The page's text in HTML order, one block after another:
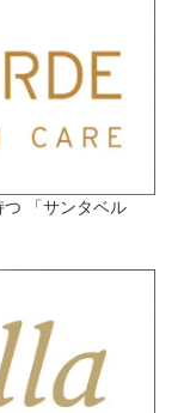
「サンタベル